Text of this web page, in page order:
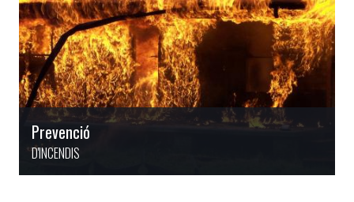
Prevenció
D'INCENDIS